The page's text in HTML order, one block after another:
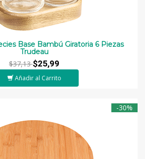
Base Bambú Giratoria 6 Piezas
Trudeau
$37,13$25,99
Añadir al Carrito
-30%